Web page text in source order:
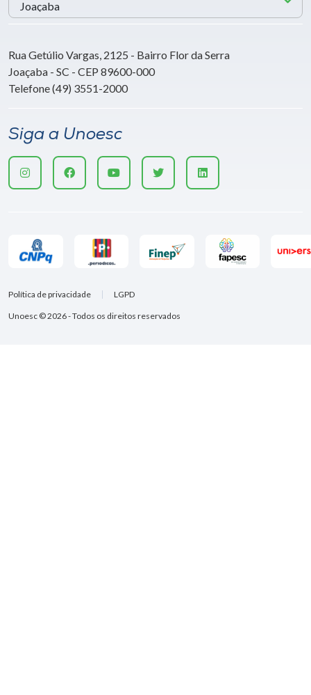
Rua Getúlio Vargas, 2125 - Bairro Flor da Serra
Joaçaba - SC - CEP 89600-000
Telefone (49) 3551-2000
Siga a Unoesc
Unoesc © 2026 - Todos os direitos reservados
Política de privacidade LGPD